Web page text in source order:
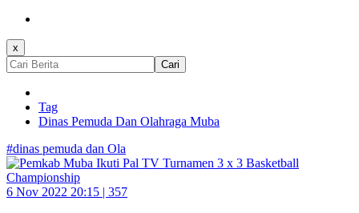
x
Cari
Tag
Dinas Pemuda Dan Olahraga Muba
#dinas pemuda dan Ola
6 Nov 2022 20:15 | 357